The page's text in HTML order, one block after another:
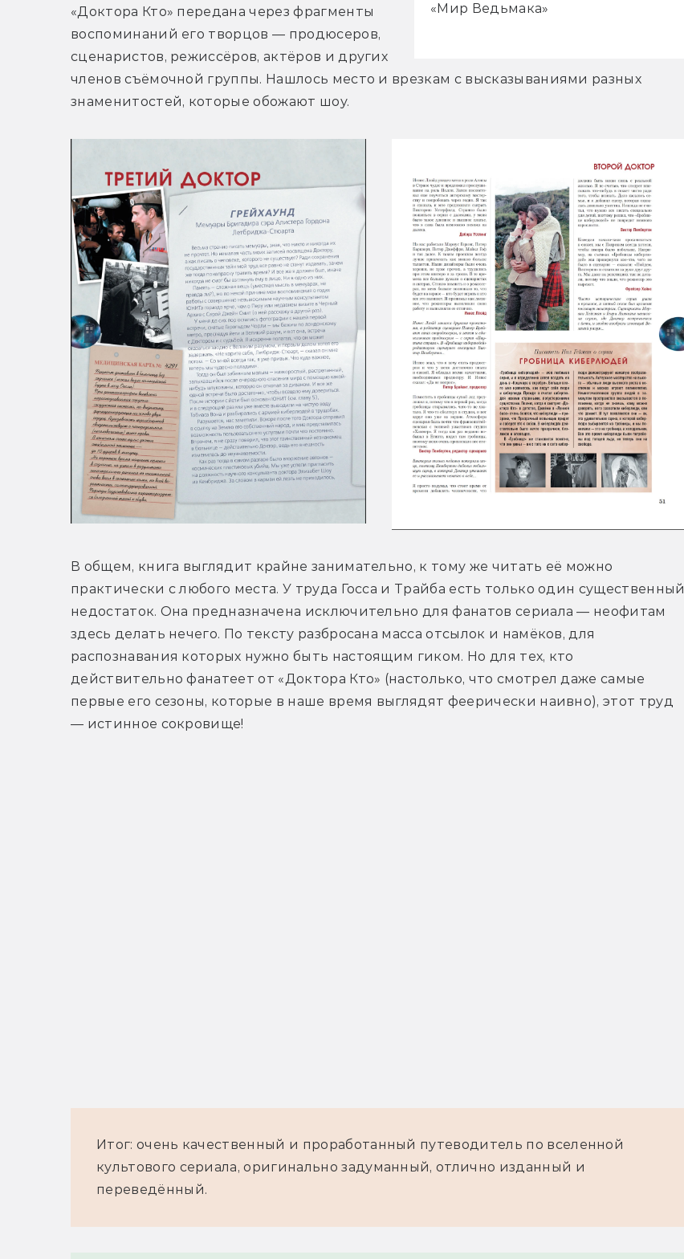
«Мир Ведьмака»
«Доктора Кто» передана через фрагменты
воспоминаний его творцов — продюсеров,
сценаристов, режиссёров, актёров и других
членов съёмочной группы. Нашлось место и врезкам с высказываниями разных
знаменитостей, которые обожают шоу.
В общем, книга выглядит крайне занимательно, к тому же читать её можно
практически с любого места. У труда Госса и Трайба есть только один существенный
недостаток. Она предназначена исключительно для фанатов сериала — неофитам
здесь делать нечего. По тексту разбросана масса отсылок и намёков, для
распознавания которых нужно быть настоящим гиком. Но для тех, кто
действительно фанатеет от «Доктора Кто» (настолько, что смотрел даже самые
первые его сезоны, которые в наше время выглядят феерически наивно), этот труд
— истинное сокровище!
Итог: очень качественный и проработанный путеводитель по вселенной
культового сериала, оригинально задуманный, отлично изданный и
переведённый.